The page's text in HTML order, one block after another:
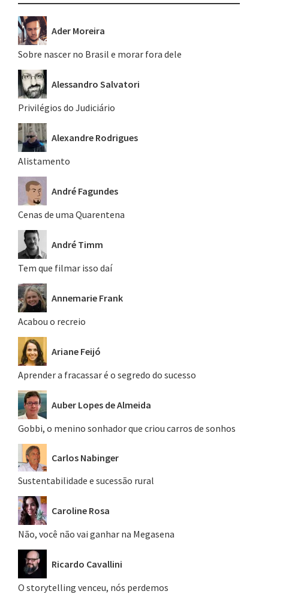
Ader Moreira
Sobre nascer no Brasil e morar fora dele
Alessandro Salvatori
Privilégios do Judiciário
Alexandre Rodrigues
Alistamento
André Fagundes
Cenas de uma Quarentena
André Timm
Tem que filmar isso daí
Annemarie Frank
Acabou o recreio
Ariane Feijó
Aprender a fracassar é o segredo do sucesso
Auber Lopes de Almeida
Gobbi, o menino sonhador que criou carros de sonhos
Carlos Nabinger
Sustentabilidade e sucessão rural
Caroline Rosa
Não, você não vai ganhar na Megasena
Ricardo Cavallini
O storytelling venceu, nós perdemos